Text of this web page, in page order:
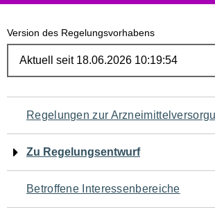
Version des Regelungsvorhabens
Navigation
für
den
Seiteninhalt
Regelungen zur
Zu Regelungsentwurf
Betroffene Interessenbereiche